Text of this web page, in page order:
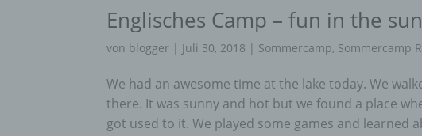
Englisches Camp – fun in the sun
von blogger | Juli 30, 2018 | Sommercamp, Sommercamp
We had an awesome time at the lake today. We
there. It was sunny and hot but we found a place
got used to it. We played some games and learned